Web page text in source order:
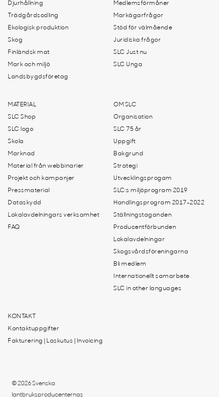
Djurhållning
Trädgårdsodling
Ekologisk produktion
Skog
Finländsk mat
Mark och miljö
Landsbygdsföretag
Medlemsförmåner
Markägarfrågor
Stöd för välmående
Juridiska frågor
SLC Just nu
SLC Unga
MATERIAL
SLC Shop
SLC logo
Skola
Marknad
Material från webbinarier
Projekt och kampanjer
Pressmaterial
Dataskydd
Lokalavdelningars verksamhet
FAQ
OM SLC
Organisation
SLC 75 år
Uppgift
Bakgrund
Strategi
Utvecklingsprogam
SLC:s miljöprogram 2019
Handlingsprogram 2017-2022
Ställningstaganden
Producentförbunden
Lokalavdelningar
Skogsvårdsföreningarna
Bli medlem
Internationellt samarbete
SLC in other languages
KONTAKT
Kontaktuppgifter
Fakturering | Laskutus | Invoicing
© 2026 Svenska
lantbruksproducenternas